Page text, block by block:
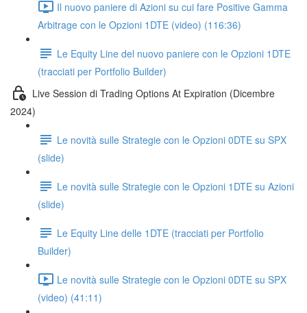
Il nuovo paniere di Azioni su cui fare Positive Gamma
Arbitrage con le Opzioni 1DTE (video) (116:36)
Le Equity Line del nuovo paniere con le Opzioni 1DTE
(tracciati per Portfolio Builder)
Live Session di Trading Options At Expiration (Dicembre
2024)
Le novità sulle Strategie con le Opzioni 0DTE su SPX
(slide)
Le novità sulle Strategie con le Opzioni 1DTE su Azioni
(slide)
Le Equity Line delle 1DTE (tracciati per Portfolio
Builder)
Le novità sulle Strategie con le Opzioni 0DTE su SPX
(video) (41:11)